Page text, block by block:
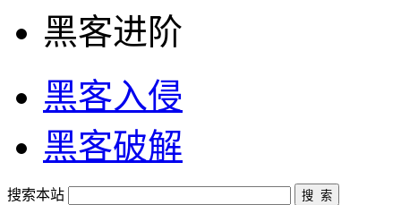
黑客进阶
黑客入侵
黑客破解
搜索本站